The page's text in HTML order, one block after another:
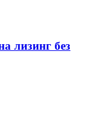
лизинг без